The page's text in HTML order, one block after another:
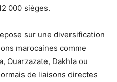
000 sièges.
sur une diversification
marocaines comme
Ouarzazate, Dakhla ou
de liaisons directes